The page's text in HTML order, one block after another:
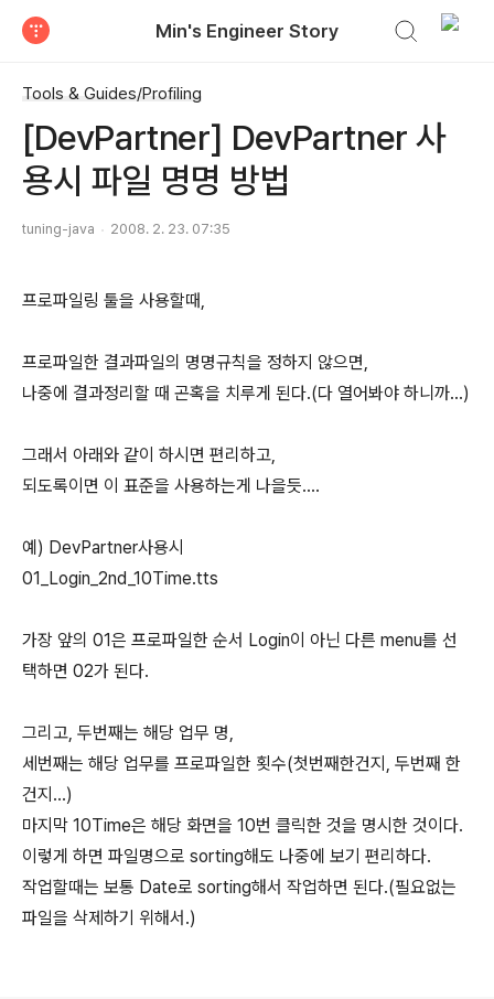
Min's Engineer Story
Tools & Guides/Profiling
[DevPartner] DevPartner 사
용시 파일 명명 방법
tuning-java 2008. 2. 23. 07:35
프로파일링 툴을 사용할때,
프로파일한 결과파일의 명명규칙을 정하지 않으면,
나중에 결과정리할 때 곤혹을 치루게 된다.(다 열어봐야 하니까...)
그래서 아래와 같이 하시면 편리하고,
되도록이면 이 표준을 사용하는게 나을듯....
예) DevPartner사용시
01_Login_2nd_10Time.tts
가장 앞의 01은 프로파일한 순서 Login이 아닌 다른 menu를 선
택하면 02가 된다.
그리고, 두번째는 해당 업무 명,
세번째는 해당 업무를 프로파일한 횟수(첫번째한건지, 두번째 한
건지...)
마지막 10Time은 해당 화면을 10번 클릭한 것을 명시한 것이다.
이렇게 하면 파일명으로 sorting해도 나중에 보기 편리하다.
작업할때는 보통 Date로 sorting해서 작업하면 된다.(필요없는
파일을 삭제하기 위해서.)